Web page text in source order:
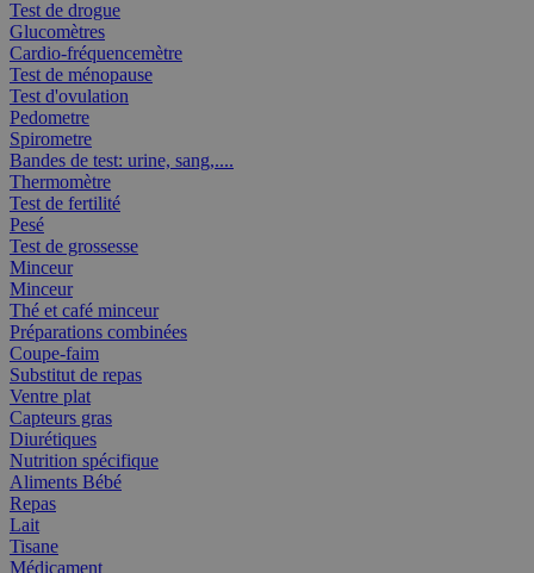
Test de drogue
Glucomètres
Cardio-fréquencemètre
Test de ménopause
Test d'ovulation
Pedometre
Spirometre
Bandes de test: urine, sang,....
Thermomètre
Test de fertilité
Pesé
Test de grossesse
Minceur
Minceur
Thé et café minceur
Préparations combinées
Coupe-faim
Substitut de repas
Ventre plat
Capteurs gras
Diurétiques
Nutrition spécifique
Aliments Bébé
Repas
Lait
Tisane
Médicament